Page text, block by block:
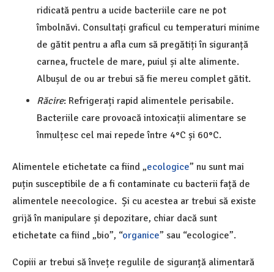
ridicată pentru a ucide bacteriile care ne pot
îmbolnăvi. Consultați graficul cu temperaturi minime
de gătit pentru a afla cum să pregătiți în siguranță
carnea, fructele de mare, puiul și alte alimente.
Albușul de ou ar trebui să fie mereu complet gătit.
Răcire: Refrigerați rapid alimentele perisabile.
Bacteriile care provoacă intoxicații alimentare se
înmulțesc cel mai repede între 4°C și 60°C.
Alimentele etichetate ca fiind „ecologice” nu sunt mai
puțin susceptibile de a fi contaminate cu bacterii față de
alimentele neecologice. Și cu acestea ar trebui să existe
grijă în manipulare și depozitare, chiar dacă sunt
etichetate ca fiind „bio”, “organice” sau “ecologice”.
Copiii ar trebui să învețe regulile de siguranță alimentară